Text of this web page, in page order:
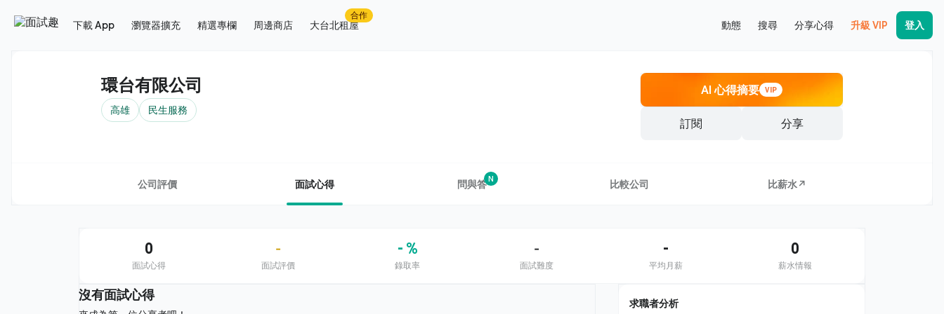
下載 App 瀏覽器擴充 精選專欄 周邊商店 大台北租屋
合作
動態 搜尋 分享心得 升級 VIP 登入
環台有限公司
高雄 民生服務
AI 心得摘要 VIP
訂閱 分享
公司評價 面試心得 問與答N 比較公司 比薪水↗
0
面試心得
-
面試評價
- %
錄取率
-
面試難度
-
平均月薪
0
薪水情報
沒有面試心得
求職者分析